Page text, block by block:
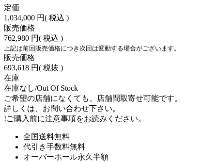
定価
1,034,000 円( 税込 )
販売価格
762,980 円( 税込 )
上記は前回販売価格につき次回は変動する場合がございます。
販売価格
693,618 円( 税抜 )
在庫
在庫なし/Out Of Stock
ご希望の店舗になくても、店舗間取寄せ可能です。
詳しくは、お問い合わせ下さい。
!ご購入前に注意事項をお読みください。
全国送料無料
代引き手数料無料
オーバーホール永久半額